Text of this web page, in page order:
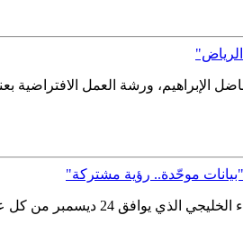
الإبراهيم، ورشة العمل الافتراضية
"بيانات موحّدة.. رؤية مشتركة"
تشارك الهيئة العامة للإحصاء مع دول